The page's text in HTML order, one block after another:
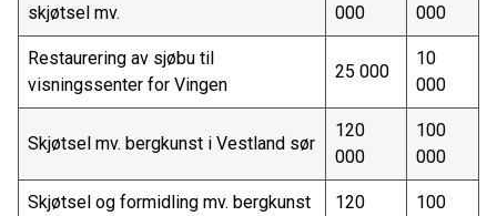
skjøtsel mv.
000
000
Restaurering av sjøbu til
visningssenter for Vingen
25 000
10
000
Skjøtsel mv. bergkunst i Vestland sør
120
000
100
000
Skjøtsel og formidling mv. bergkunst
120
100